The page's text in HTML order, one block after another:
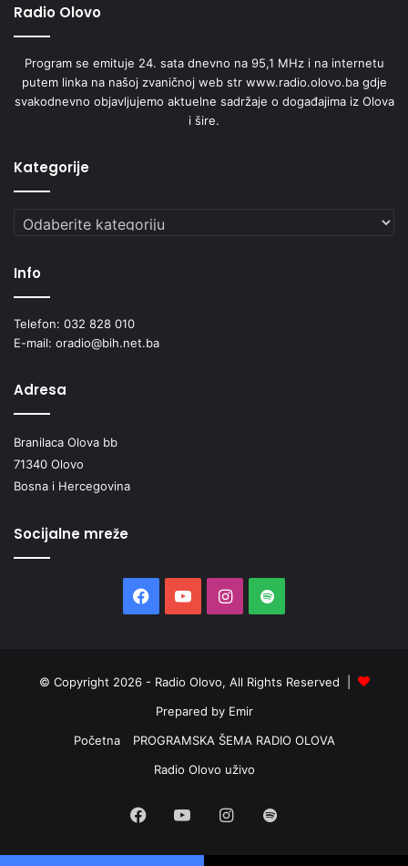
Radio Olovo
Program se emituje 24. sata dnevno na 95,1 MHz i na internetu
putem linka na našoj zvaničnoj web str www.radio.olovo.ba gdje
svakodnevno objavljujemo aktuelne sadržaje o događajima iz Olova
i šire.
Kategorije
Kategorije
Info
Telefon: 032 828 010
E-mail: oradio@bih.net.ba
Adresa
Branilaca Olova bb
71340 Olovo
Bosna i Hercegovina
Socijalne mreže
Facebook
YouTubeInstagram
Spotify
© Copyright 2026 - Radio Olovo, All Rights Reserved |
Prepared by Emir
Početna
PROGRAMSKA ŠEMA RADIO OLOVA
Radio Olovo uživo
Facebook
YouTubeInstagram
Spotify